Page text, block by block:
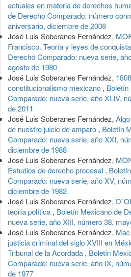
actuales en materia de derechos
de Derecho Comparado: número
aniversario, diciembre de 2008
José Luis Soberanes Fernández,
Francisco. Teoría y leyes de conquista
Derecho Comparado: nueva serie,
agosto de 1980
José Luis Soberanes Fernández,
constitucionalismo mexicano ,
Comparado: nueva serie, año XLIV,
de 2011
José Luis Soberanes Fernández,
de nuestro juicio de amparo , Boletín
Comparado: nueva serie, año XXI,
diciembre de 1988
José Luis Soberanes Fernández,
Estudios de derecho procesal ,
Comparado: nueva serie, año XV,
diciembre de 1982
José Luis Soberanes Fernández,
teoría política , Boletín Mexicano de
nueva serie, año XIII, número 38,
José Luis Soberanes Fernández,
justicia criminal del siglo XVIII en
Tribunal de la Acordada , Boletín
Comparado: nueva serie, año IX,
de 1977